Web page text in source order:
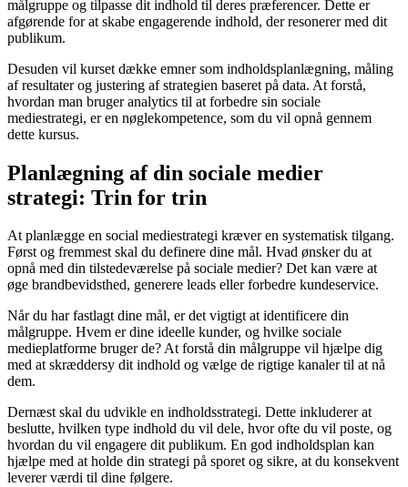
målgruppe og tilpasse dit indhold til deres præferencer. Dette er
afgørende for at skabe engagerende indhold, der resonerer med dit
publikum.
Desuden vil kurset dække emner som indholdsplanlægning, måling
af resultater og justering af strategien baseret på data. At forstå,
hvordan man bruger analytics til at forbedre sin sociale
mediestrategi, er en nøglekompetence, som du vil opnå gennem
dette kursus.
Planlægning af din sociale medier
strategi: Trin for trin
At planlægge en social mediestrategi kræver en systematisk tilgang.
Først og fremmest skal du definere dine mål. Hvad ønsker du at
opnå med din tilstedeværelse på sociale medier? Det kan være at
øge brandbevidsthed, generere leads eller forbedre kundeservice.
Når du har fastlagt dine mål, er det vigtigt at identificere din
målgruppe. Hvem er dine ideelle kunder, og hvilke sociale
medieplatforme bruger de? At forstå din målgruppe vil hjælpe dig
med at skræddersy dit indhold og vælge de rigtige kanaler til at nå
dem.
Dernæst skal du udvikle en indholdsstrategi. Dette inkluderer at
beslutte, hvilken type indhold du vil dele, hvor ofte du vil poste, og
hvordan du vil engagere dit publikum. En god indholdsplan kan
hjælpe med at holde din strategi på sporet og sikre, at du konsekvent
leverer værdi til dine følgere.